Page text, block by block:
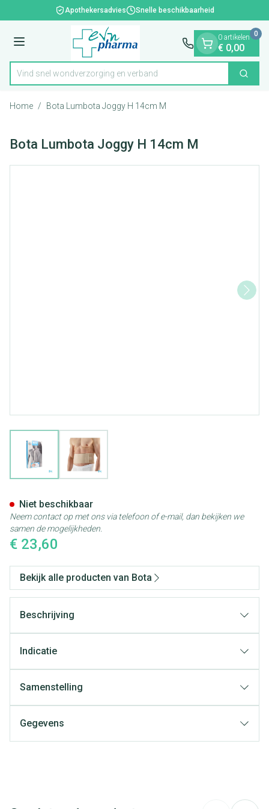
Ga naar de inhoudApothekersadvies Snelle beschikbaarheid
Menu
Product, merk, categorie...
Vind snel wondverzorging en verband Zoek
0 artikelen
€ 0,00
0
Home / Bota Lumbota Joggy H 14cm M
Bota Lumbota Joggy H 14cm M
View larger imageView larger image
€ 23,60
Niet beschikbaar
Neem contact op met ons via telefoon of e-mail, dan bekijken we
samen de mogelijkheden.
Bekijk alle producten van Bota
Beschrijving
Indicatie
Samenstelling
Gegevens